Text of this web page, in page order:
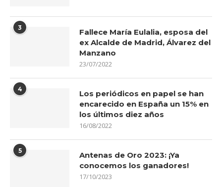
3
Fallece María Eulalia, esposa del
ex Alcalde de Madrid, Álvarez del
Manzano
23/07/2022
4
Los periódicos en papel se han
encarecido en España un 15% en
los últimos diez años
16/08/2022
5
Antenas de Oro 2023: ¡Ya
conocemos los ganadores!
17/10/2023